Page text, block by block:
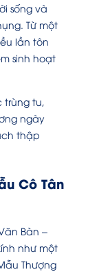
sống và
Từ một
lần tôn
sinh hoạt
tu,
ngày
thập
Cô Tân
Bàn –
như một
Thượng